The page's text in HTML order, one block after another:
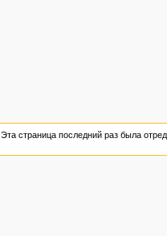
Эта страница последний раз была